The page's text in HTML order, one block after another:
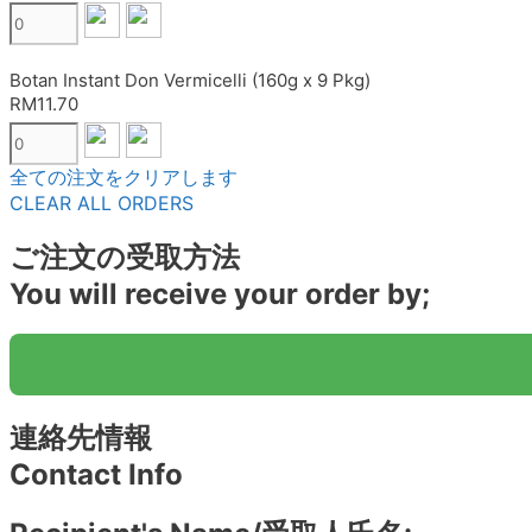
Botan Instant Don Vermicelli (160g x 9 Pkg)
RM11.70
全ての注文をクリアします
CLEAR ALL ORDERS
ご注文の受取方法
You will receive your order by;
連絡先情報
Contact Info